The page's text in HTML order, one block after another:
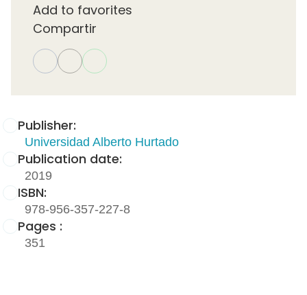
Publisher:
Universidad Alberto Hurtado
Publication date:
2019
ISBN:
978-956-357-227-8
Pages :
351
Add to favorites
Compartir